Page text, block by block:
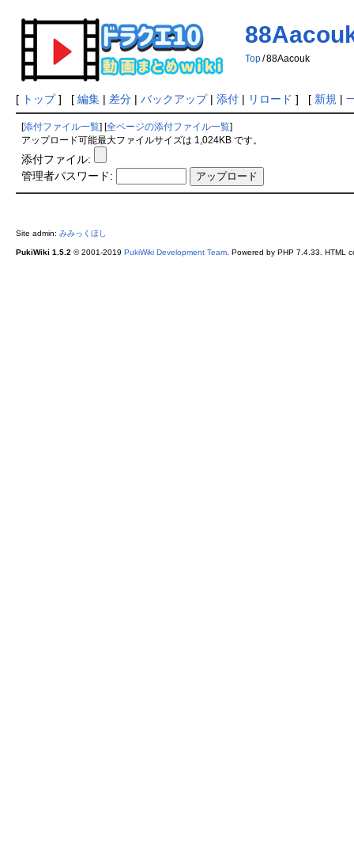
Top /88Aacouk
[ トップ] [ 編集| 差分| バックアップ| 添付| リロード ] [ 新規 |
添付ファイル一覧 全ページの添付ファイル一覧
アップロード可能最大ファイルサイズは 1,024KB です。
添付ファイル:
管理者パスワード:
Site admin: みみっくほし
PukiWiki 1.5.2 © 2001-2019 PukiWiki Development Team. Powered by PHP 7.4.33. HTML